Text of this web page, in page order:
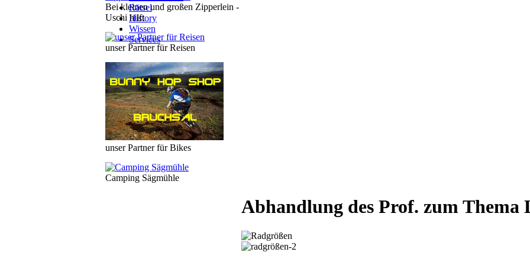
Rätsel
History
Wissen
Services
Bei kleinen und großen Zipperlein -
Uschi hilft
unser Partner für Reisen
unser Partner für Bikes
Camping Sägmühle
Abhandlung des Prof. zum Thema